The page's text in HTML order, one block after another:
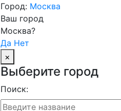
Город: Москва
Ваш город
Москва?
Да Нет
×
Выберите город
Поиск: